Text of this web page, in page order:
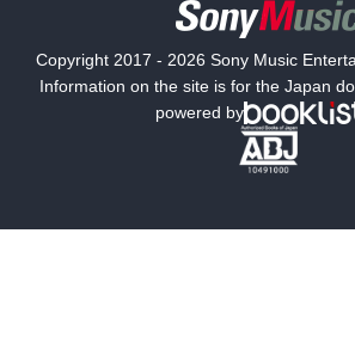
海外小説
ミステリー SF
文学
Copyright 2017 - 2026 Sony Music
Information on the site is for the Japan
powered by